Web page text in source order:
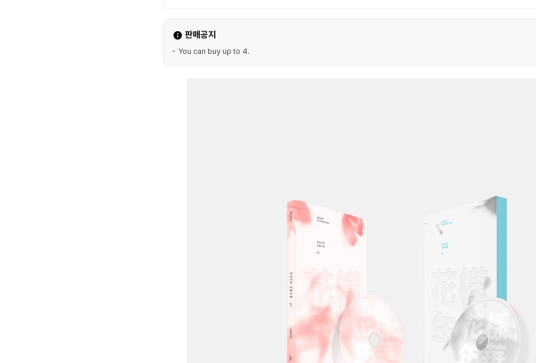
판매공지
You can buy up to 4.